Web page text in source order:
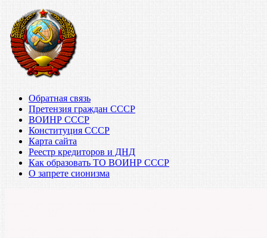
Обратная связь
Претензия граждан СССР
ВОИНР СССР
Конституция СССР
Карта сайта
Реестр кредиторов и ДНД
Как образовать ТО ВОИНР СССР
О запрете сионизма